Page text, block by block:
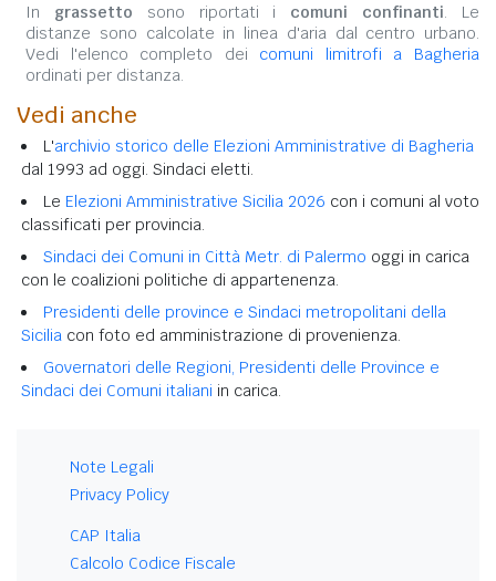
In grassetto sono riportati i comuni confinanti. Le
distanze sono calcolate in linea d'aria dal centro urbano.
Vedi l'elenco completo dei comuni limitrofi a Bagheria
ordinati per distanza.
Vedi anche
L'archivio storico delle Elezioni Amministrative di Bagheria
dal 1993 ad oggi. Sindaci eletti.
Le Elezioni Amministrative Sicilia 2026 con i comuni al voto
classificati per provincia.
Sindaci dei Comuni in Città Metr. di Palermo oggi in carica
con le coalizioni politiche di appartenenza.
Presidenti delle province e Sindaci metropolitani della
Sicilia con foto ed amministrazione di provenienza.
Governatori delle Regioni, Presidenti delle Province e
Sindaci dei Comuni italiani in carica.
Note Legali
Privacy Policy
CAP Italia
Calcolo Codice Fiscale